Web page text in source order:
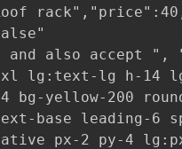
and also accept
lg:text-lg h-14
bg-yellow-200
base leading-6
px-2 py-4